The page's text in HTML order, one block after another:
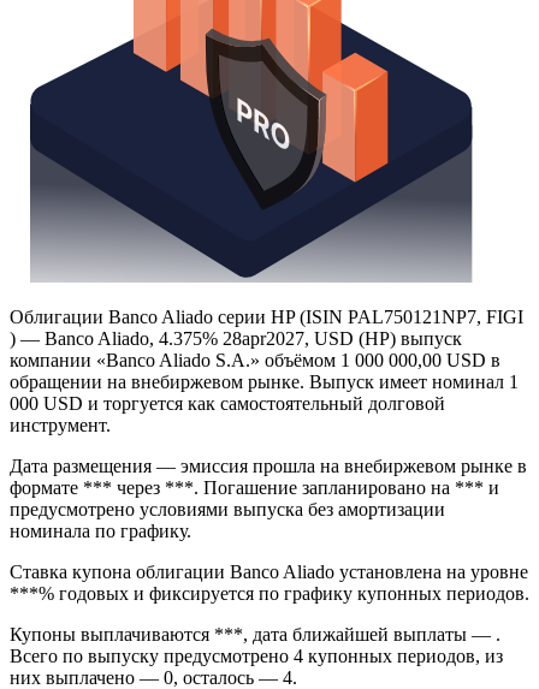
Облигации Banco Aliado серии HP (ISIN PAL750121NP7, FIGI
) — Banco Aliado, 4.375% 28apr2027, USD (HP) выпуск
компании «Banco Aliado S.A.» объёмом 1 000 000,00 USD в
обращении на внебиржевом рынке. Выпуск имеет номинал 1
000 USD и торгуется как самостоятельный долговой
инструмент.
Дата размещения — эмиссия прошла на внебиржевом рынке в
формате *** через ***. Погашение запланировано на *** и
предусмотрено условиями выпуска без амортизации
номинала по графику.
Ставка купона облигации Banco Aliado установлена на уровне
***% годовых и фиксируется по графику купонных периодов.
Купоны выплачиваются ***, дата ближайшей выплаты — .
Всего по выпуску предусмотрено 4 купонных периодов, из
них выплачено — 0, осталось — 4.